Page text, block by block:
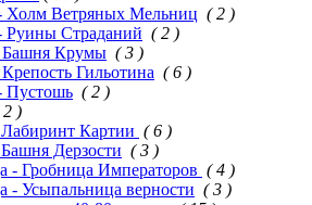
Холм Ветряных Мельниц ( 2 )
Руины Страданий ( 2 )
Башня Крумы ( 3 )
Гильотина ( 6 )
Пустошь ( 2 )
2 )
Картии ( 6 )
Дерзости ( 3 )
- Гробница Императоров ( 4 )
- Усыпальница верности ( 3 )